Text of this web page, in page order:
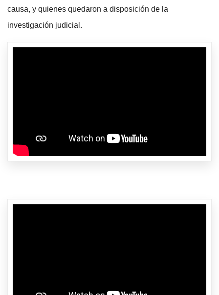
causa, y quienes quedaron a disposición de la
investigación judicial.